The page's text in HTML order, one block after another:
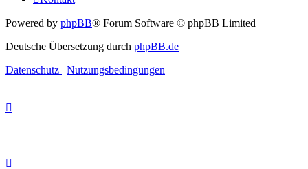
Powered by phpBB® Forum Software © phpBB Limited
Deutsche Übersetzung durch phpBB.de
Datenschutz | Nutzungsbedingungen